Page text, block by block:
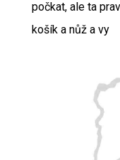
počkat, ale ta
košík a nůž a vy